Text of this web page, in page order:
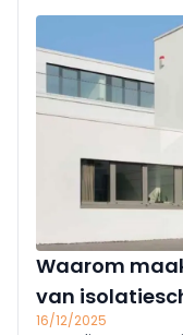
het met hacking,
zetten de
aandachtspunten
Waarom
van
16/12/2025